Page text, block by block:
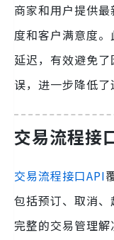
商家和用户提供
度和客户满意度
延迟，有效避免
误，进一步降低了
交易流程接
交易流程接口API
包括预订、取消
完整的交易管理解